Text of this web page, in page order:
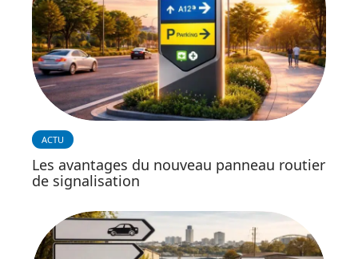
ACTU
Les avantages du nouveau panneau routier
de signalisation